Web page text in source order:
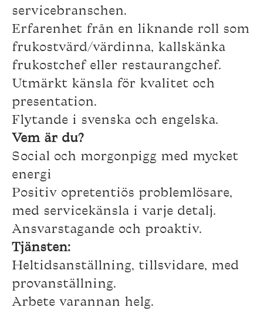
servicebranschen.
Erfarenhet från en liknande roll som
frukostvärd/värdinna, kallskänka
frukostchef eller restaurangchef.
Utmärkt känsla för kvalitet och
presentation.
Flytande i svenska och engelska.
Vem är du?
Social och morgonpigg med mycket
energi
Positiv opretentiös problemlösare,
med servicekänsla i varje detalj.
Ansvarstagande och proaktiv.
Tjänsten:
Heltidsanställning, tillsvidare, med
provanställning.
Arbete varannan helg.